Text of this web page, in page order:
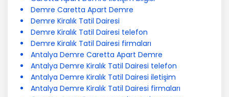
Demre Caretta Apart Demre
Demre Kiralık Tatil Dairesi
Demre Kiralık Tatil Dairesi telefon
Demre Kiralık Tatil Dairesi firmaları
Antalya Demre Caretta Apart Demre
Antalya Demre Kiralık Tatil Dairesi telefon
Antalya Demre Kiralık Tatil Dairesi iletişim
Antalya Demre Kiralık Tatil Dairesi firmaları